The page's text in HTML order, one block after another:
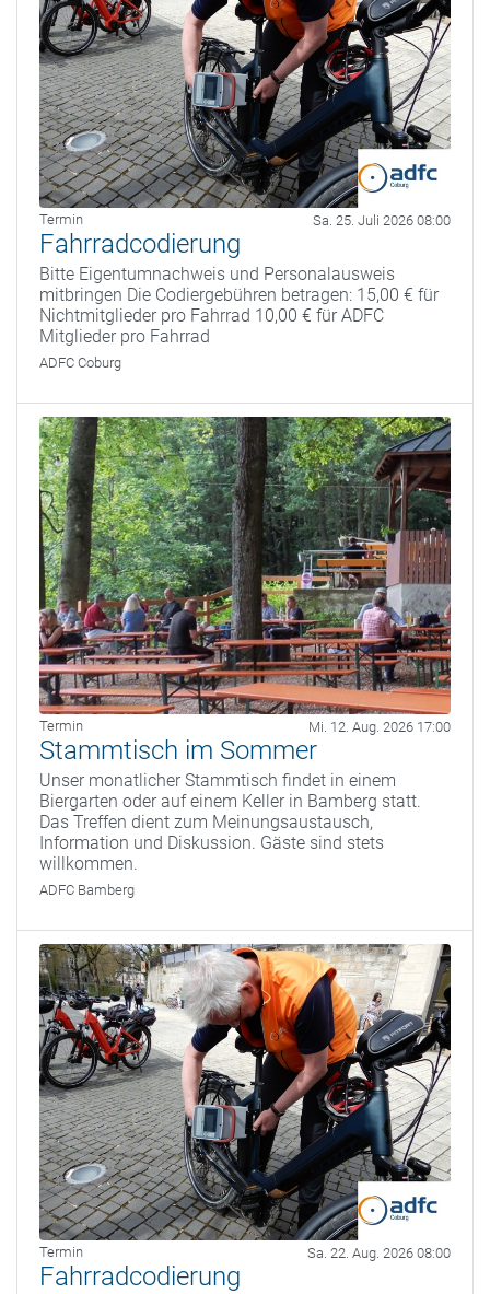
Termin Sa. 25. Juli 2026 08:00
Fahrradcodierung
Bitte Eigentumnachweis und Personalausweis
mitbringen Die Codiergebühren betragen: 15,00 € für
Nichtmitglieder pro Fahrrad 10,00 € für ADFC
Mitglieder pro Fahrrad
ADFC Coburg
Termin Mi. 12. Aug. 2026 17:00
Stammtisch im Sommer
Unser monatlicher Stammtisch findet in einem
Biergarten oder auf einem Keller in Bamberg statt.
Das Treffen dient zum Meinungsaustausch,
Information und Diskussion. Gäste sind stets
willkommen.
ADFC Bamberg
Termin Sa. 22. Aug. 2026 08:00
Fahrradcodierung